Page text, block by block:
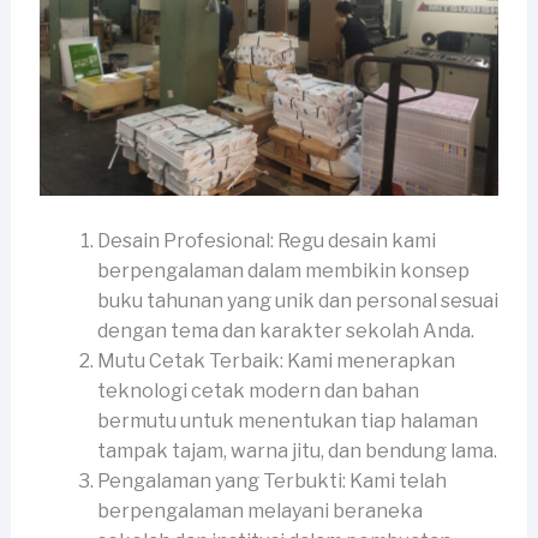
Desain Profesional: Regu desain kami
berpengalaman dalam membikin konsep
buku tahunan yang unik dan personal sesuai
dengan tema dan karakter sekolah Anda.
Mutu Cetak Terbaik: Kami menerapkan
teknologi cetak modern dan bahan
bermutu untuk menentukan tiap halaman
tampak tajam, warna jitu, dan bendung lama.
Pengalaman yang Terbukti: Kami telah
berpengalaman melayani beraneka